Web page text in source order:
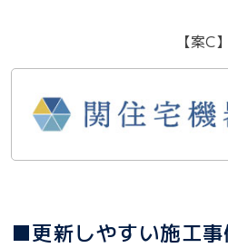
【案C】
■更新しやすい施工